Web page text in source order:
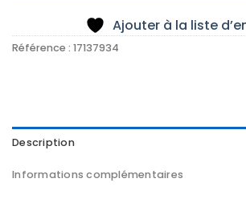
Ajouter à la liste
Référence : 17137934
Description
Informations complémentaires